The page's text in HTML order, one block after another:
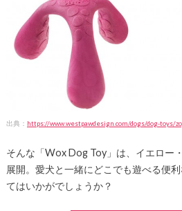
出典： https://www.westpawdesign.com/dogs/dog-toys/
そんな「Wox Dog Toy」は、イエロー
展開。愛犬と一緒にどこでも遊べる便
てはいかがでしょうか？